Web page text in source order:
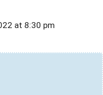
at 8:30 pm